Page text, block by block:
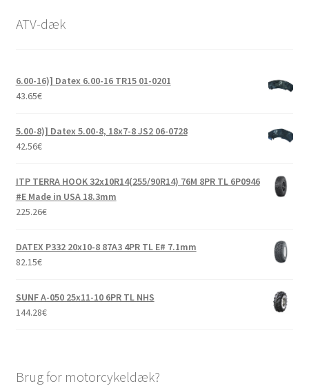
ATV-dæk
6.00-16)] Datex 6.00-16 TR15 01-0201
43.65€
5.00-8)] Datex 5.00-8, 18x7-8 JS2 06-0728
42.56€
ITP TERRA HOOK 32x10R14(255/90R14) 76M 8PR TL 6P0946
#E Made in USA 18.3mm
225.26€
DATEX P332 20x10-8 87A3 4PR TL E# 7.1mm
82.15€
SUNF A-050 25x11-10 6PR TL NHS
144.28€
Brug for motorcykeldæk?